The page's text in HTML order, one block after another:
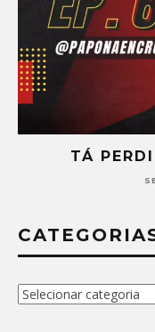
TÁ
Categorias